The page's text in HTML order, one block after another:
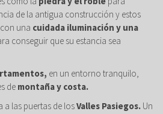
de la antigua construcción y estos
una cuidada iluminación y una
conseguir que su estancia sea
en un entorno tranquilo,
de montaña y costa.
a las puertas de losValles Pasiegos. Un